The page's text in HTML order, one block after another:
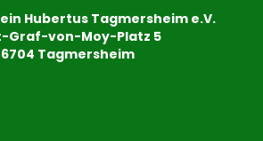
Hubertus Tagmersheim e.V.
Graf-von-Moy-Platz 5
Tagmersheim